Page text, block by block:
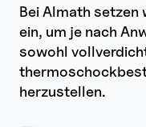
Bei Almath setzen
ein, um je nach
sowohl
herzustellen.